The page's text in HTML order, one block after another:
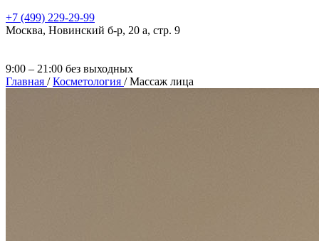
+7 (499) 229-29-99
Москва, Новинский б-р, 20 а, стр. 9
9:00 – 21:00 без выходных
Главная /Косметология /Массаж лица